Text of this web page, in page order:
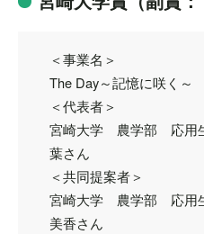
＜事業名＞
The Day～記憶に咲く～
＜代表者＞
宮崎大学 農学部 応用
葉さん
＜共同提案者＞
宮崎大学 農学部 応用
美香さん